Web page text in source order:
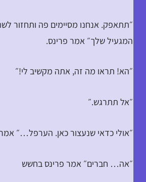
״תתאפק. אנחנו מסיימים פה ותחזור
המגעיל שלך״ אמר פרינס.
״הא! תראו מה זה, אתה מקשיב לי!״
״אל תתרגש.״
״אולי כדאי שנעצור כאן. הערפל…״
״אה… חברים״ אמר פרינס בחשש